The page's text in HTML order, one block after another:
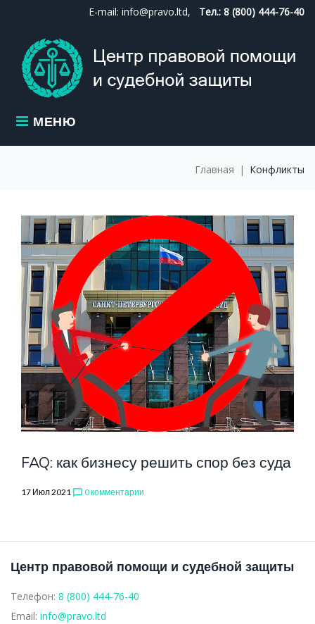
content
E-mail: info@pravo.ltd, Тел.: 8 (800) 444-76-40
МЕНЮ
Главная | Конфликты
МЕТКА:
КОНФЛИКТЫ
FAQ: как бизнесу решить спор без суда
17 Июл 2021 chat_bubble_outline 0 комментарии
Центр правовой помощи и судебной защиты
Телефон: 8 (800) 444-76-40
Email: info@pravo.ltd